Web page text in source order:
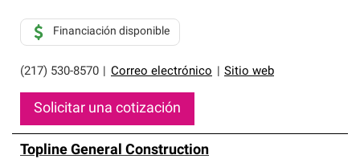
(217) 530-8570 Correo electrónico Sitio web
Financiación disponible
Solicitar una cotización
Topline General Construction